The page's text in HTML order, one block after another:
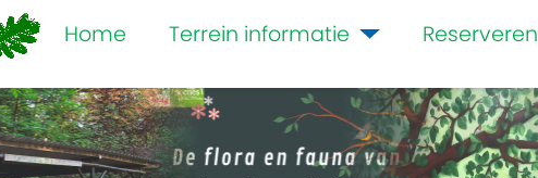
Home Terrein informatie Reserveren